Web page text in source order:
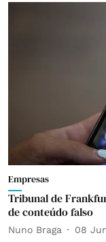
Empresas
Tribunal de
de conteúdo falso
Nuno Braga 08